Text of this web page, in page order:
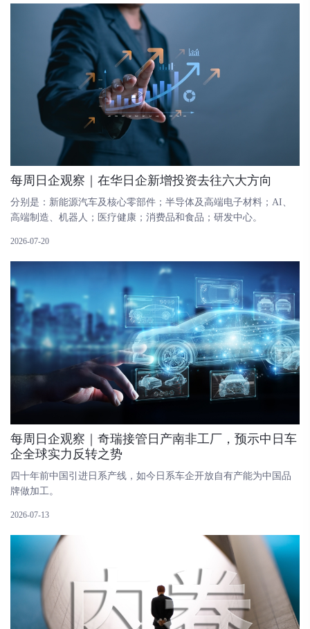
每周日企观察｜在华日企新增投资去往六大方向
分别是：新能源汽车及核心零部件；半导体及高端电子材料；AI、
高端制造、机器人；医疗健康；消费品和食品；研发中心。
2026-07-20
每周日企观察｜奇瑞接管日产南非工厂，预示中日车
企全球实力反转之势
四十年前中国引进日系产线，如今日系车企开放自有产能为中国品
牌做加工。
2026-07-13